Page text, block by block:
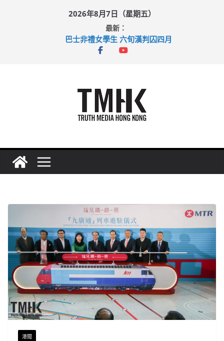
2026年8月7日（星期五）
最新：
巴士非禮女學生 六旬漢判囚四月
涉造假公屋富戶申報表 倉管員准保釋候訊
港聞